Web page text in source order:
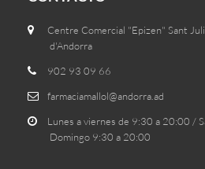
Centre Comercial "Epizen" Sant
d'Andorra
902 93 09 66
farmaciamallol@andorra.ad
Lunes a viernes de 9:30 a 20:00 /
Domingo 9:30 a 20:00